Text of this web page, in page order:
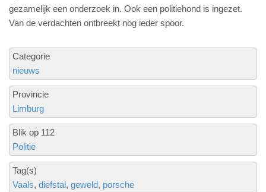
gezamelijk een onderzoek in. Ook een politiehond is ingezet.
Van de verdachten ontbreekt nog ieder spoor.
Categorie
nieuws
Provincie
Limburg
Blik op 112
Politie
Tag(s)
Vaals diefstal geweld porsche